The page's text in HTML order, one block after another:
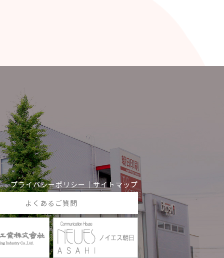
プライバシーポリシー ｜サイトマップ
よくあるご質問